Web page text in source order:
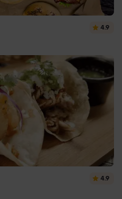
4.9
4.9